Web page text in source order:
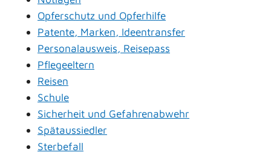
Opferschutz und Opferhilfe
Patente, Marken, Ideentransfer
Personalausweis, Reisepass
Pflegeeltern
Reisen
Schule
Sicherheit und Gefahrenabwehr
Spätaussiedler
Sterbefall